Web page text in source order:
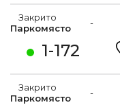
1-172
Закрито
Паркомясто
-
Закрито
Паркомясто
-